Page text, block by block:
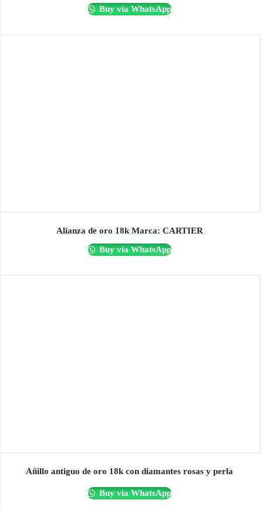
Buy via WhatsApp
Alianza de oro 18k Marca: CARTIER
Buy via WhatsApp
Añillo antiguo de oro 18k con diamantes rosas y perla
Buy via WhatsApp